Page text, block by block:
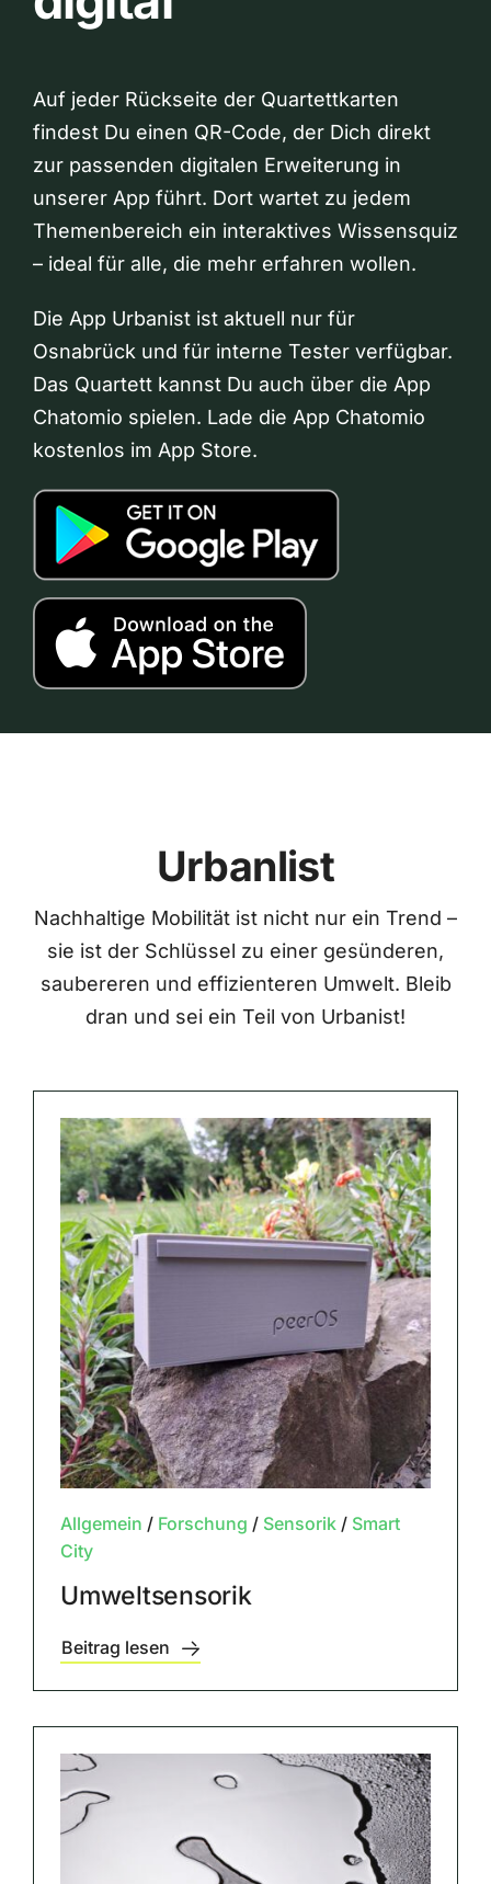
Auf jeder Rückseite der Quartettkarten
findest Du einen QR-Code, der Dich direkt
zur passenden digitalen Erweiterung in
unserer App führt. Dort wartet zu jedem
Themenbereich ein interaktives Wissensquiz
– ideal für alle, die mehr erfahren wollen.
Die App Urbanist ist aktuell nur für
Osnabrück und für interne Tester verfügbar.
Das Quartett kannst Du auch über die App
Chatomio spielen. Lade die App Chatomio
kostenlos im App Store.
Urbanlist
Nachhaltige Mobilität ist nicht nur ein Trend –
sie ist der Schlüssel zu einer gesünderen,
saubereren und effizienteren Umwelt. Bleib
dran und sei ein Teil von Urbanist!
Allgemein / Forschung / Sensorik/ Smart
City
Umweltsensorik
Beitrag lesen